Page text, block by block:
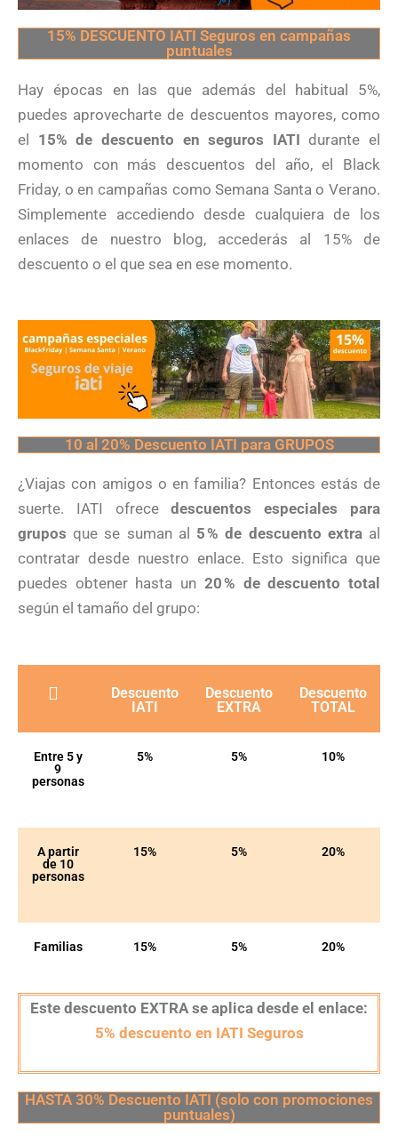
15% DESCUENTO IATI Seguros en campañas
puntuales
Hay épocas en las que además del habitual 5%,
puedes aprovecharte de descuentos mayores, como
el 15% de descuento en seguros IATI durante el
momento con más descuentos del año, el Black
Friday, o en campañas como Semana Santa o Verano.
Simplemente accediendo desde cualquiera de los
enlaces de nuestro blog, accederás al 15% de
descuento o el que sea en ese momento.
10 al 20% Descuento IATI para GRUPOS
¿Viajas con amigos o en familia? Entonces estás de
suerte. IATI ofrecedescuentos especiales para
grupos que se suman al 5 % de descuento extraal
contratar desde nuestro enlace. Esto significa que
puedes obtener hasta un 20 % de descuento total
según el tamaño del grupo:
Descuento
IATI
Descuento
EXTRA
Descuento
TOTAL
Entre 5 y
9
personas
5% 5% 10%
A partir
de 10
personas
15% 5% 20%
Familias 15% 5% 20%
Este descuento EXTRA se aplica desde el enlace:
5% descuento en IATI Seguros
HASTA 30% Descuento IATI (solo con promociones
puntuales)